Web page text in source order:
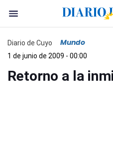
Diario de Cuyo Mundo
1 de junio de 2009 - 00:00
Retorno a la